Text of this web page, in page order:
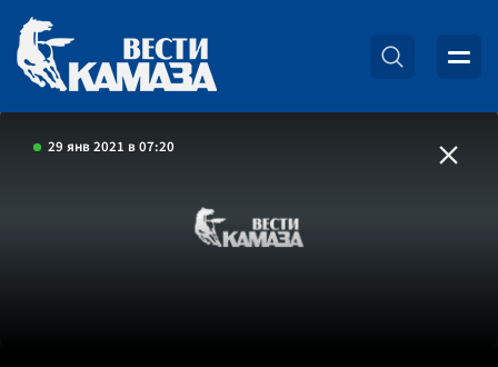
29 янв 2021 в 07:20